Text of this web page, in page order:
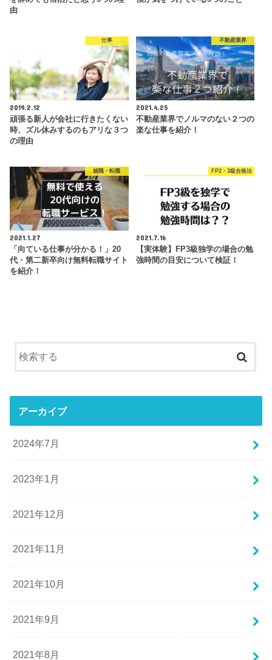
由
仕事
2019.2.12
頑張る新人が会社に行きたくない
時、ズル休みするのもアリな３つ
の理由
不動産業界
2021.4.25
不動産業界でノルマのない２つの
楽な仕事を紹介！
就職・転職
2021.1.27
「向ている仕事が分かる！」20
代・第二新卒向け無料転職サイト
を紹介！
FP2・3級合格法
2021.7.16
【実体験】FP3級独学の場合の勉
強時間の目安について検証！
アーカイブ
2024年7月
2023年1月
2021年12月
2021年11月
2021年10月
2021年9月
2021年8月